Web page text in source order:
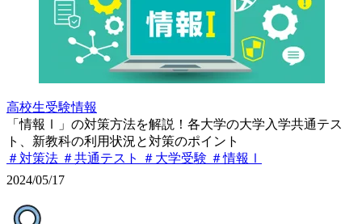
高校生受験情報
「情報Ⅰ」の対策方法を解説！各大学の大学入学共通テス
ト、新教科の利用状況と対策のポイント
＃対策法 ＃共通テスト ＃大学受験 ＃情報Ⅰ
2024/05/17